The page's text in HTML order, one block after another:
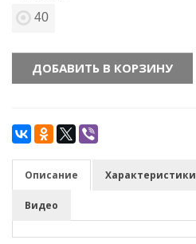
40
ДОБАВИТЬ В КОРЗИНУ
Описание Характеристики
Видео